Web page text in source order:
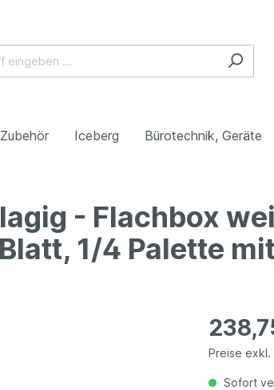
Iceberg Bürotechnik, Geräte
- Flachbox
1/4 Palette
Preise exkl.
Sofort